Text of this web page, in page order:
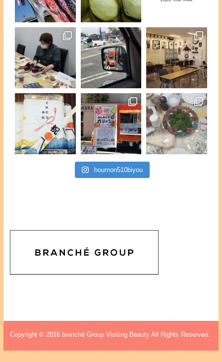
houmon510biyou
Copyright © 2016 branché Group Visiting Beauty All Rights Reserved.